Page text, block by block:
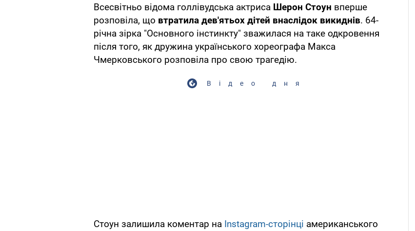
Всесвітньо відома голлівудська актриса Шерон Стоун вперше
розповіла, що втратила дев'ятьох дітей внаслідок викиднів. 64-
річна зірка "Основного інстинкту" зважилася на таке одкровення
після того, як дружина українського хореографа Макса
Чмерковського розповіла про свою трагедію.
Відео дня
Стоун залишила коментар на Instagram-сторінці американського